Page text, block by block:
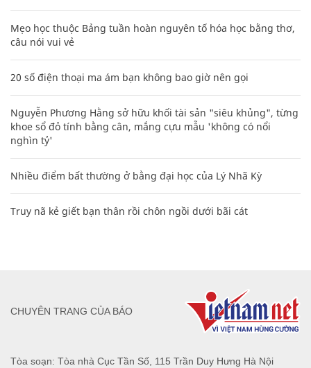
Mẹo học thuộc Bảng tuần hoàn nguyên tố hóa học bằng thơ,
câu nói vui vẻ
20 số điện thoại ma ám bạn không bao giờ nên gọi
Nguyễn Phương Hằng sở hữu khối tài sản "siêu khủng", từng
khoe sổ đỏ tính bằng cân, mắng cựu mẫu 'không có nổi
nghìn tỷ'
Nhiều điểm bất thường ở bằng đại học của Lý Nhã Kỳ
Truy nã kẻ giết bạn thân rồi chôn ngồi dưới bãi cát
Tòa soạn: Tòa nhà Cục Tần Số, 115 Trần Duy Hưng Hà Nội
CHUYÊN TRANG CỦA BÁO